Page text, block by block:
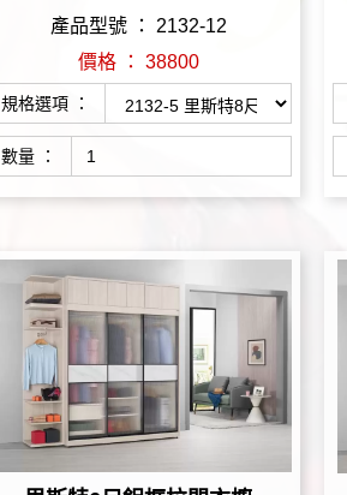
產品型號 ： 2132-12
價格 ： 38800
規格選項 ：
數量 ：